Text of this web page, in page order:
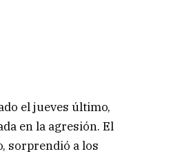
el jueves último,
en la agresión. El
sorprendió a los